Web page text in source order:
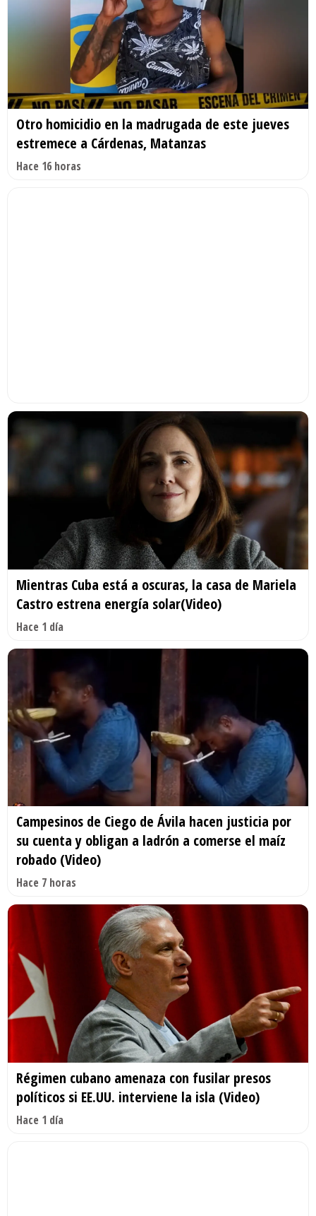
Otro homicidio en la madrugada de este jueves
estremece a Cárdenas, Matanzas
Hace 16 horas
Mientras Cuba está a oscuras, la casa de Mariela
Castro estrena energía solar(Video)
Hace 1 día
Campesinos de Ciego de Ávila hacen justicia por
su cuenta y obligan a ladrón a comerse el maíz
robado (Video)
Hace 7 horas
Régimen cubano amenaza con fusilar presos
políticos si EE.UU. interviene la isla (Video)
Hace 1 día